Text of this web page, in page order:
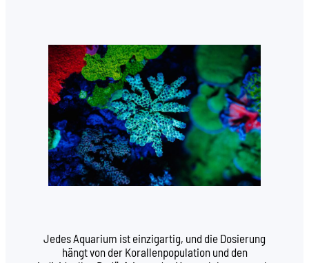
Jedes Aquarium ist einzigartig, und die Dosierung
hängt von der Korallenpopulation und den